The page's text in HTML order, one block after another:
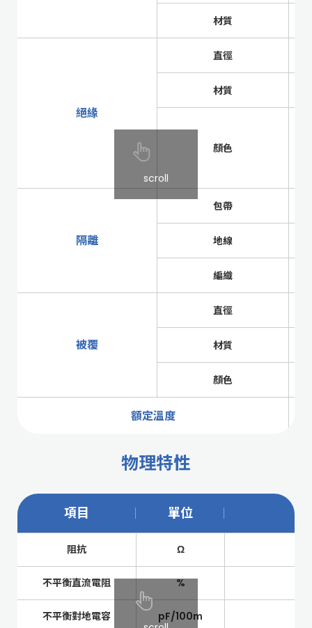
scroll
材質
絕緣
直徑
材質
顏色
隔離
包帶
地線
編織
被覆
直徑
材質
顏色
額定溫度
物理特性
項目 單位
阻抗 Ω
不平衡直流電阻 %
不平衡對地電容 pF/100m